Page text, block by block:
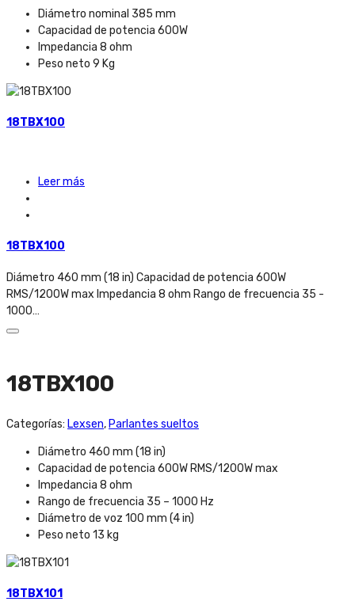
Diámetro nominal 385 mm
Capacidad de potencia 600W
Impedancia 8 ohm
Peso neto 9 Kg
18TBX100
Leer más
18TBX100
Diámetro 460 mm (18 in) Capacidad de potencia 600W
RMS/1200W max Impedancia 8 ohm Rango de frecuencia 35 -
1000…
18TBX100
Categorías: Lexsen, Parlantes sueltos
Diámetro 460 mm (18 in)
Capacidad de potencia 600W RMS/1200W max
Impedancia 8 ohm
Rango de frecuencia 35 – 1000 Hz
Diámetro de voz 100 mm (4 in)
Peso neto 13 kg
18TBX101